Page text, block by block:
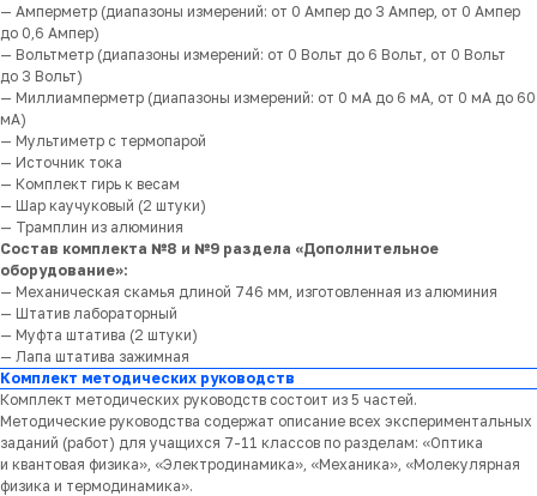
— Амперметр (диапазоны измерений: от 0 Ампер до 3 Ампер, от 0 Ампер
до 0,6 Ампер)
— Вольтметр (диапазоны измерений: от 0 Вольт до 6 Вольт, от 0 Вольт
до 3 Вольт)
— Миллиамперметр (диапазоны измерений: от 0 мА до 6 мА, от 0 мА до 60
мА)
— Мультиметр с термопарой
— Источник тока
— Комплект гирь к весам
— Шар каучуковый (2 штуки)
— Трамплин из алюминия
Состав комплекта №8 и №9 раздела «Дополнительное
оборудование»:
— Механическая скамья длиной 746 мм, изготовленная из алюминия
— Штатив лабораторный
— Муфта штатива (2 штуки)
— Лапа штатива зажимная
Комплект методических руководств
Комплект методических руководств состоит из 5 частей.
Методические руководства содержат описание всех экспериментальных
заданий (работ) для учащихся 7-11 классов по разделам: «Оптика
и квантовая физика», «Электродинамика», «Механика», «Молекулярная
физика и термодинамика».